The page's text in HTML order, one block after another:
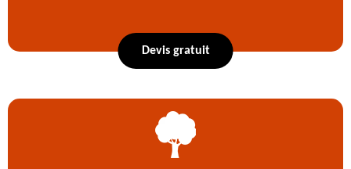
Devis gratuit